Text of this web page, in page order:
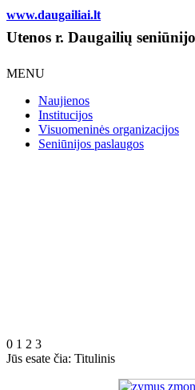
www.daugailiai.lt
Utenos r. Daugailių
MENU
Naujienos
Institucijos
Visuomeninės organizacijos
Seniūnijos paslaugos
0 1 2 3
Jūs esate čia: Titulinis